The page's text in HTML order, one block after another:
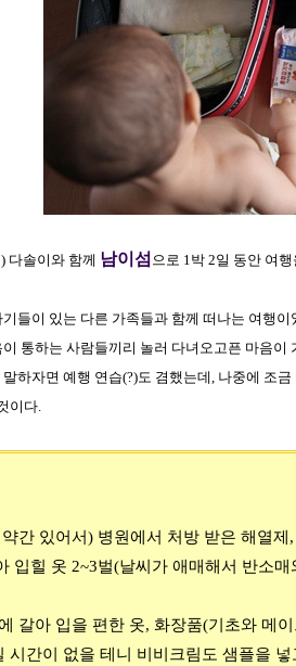
다솔이와 함께 남이섬 으로 1박 2일 동안 여
들이 있는 다른 가족들과 함께 떠나는 여행이
통하는 사람들끼리 놀러 다녀오고픈 마음이
하자면 예행 연습(?)도 겸했는데, 나중에 조
이다.
간 있어서) 병원에서 처방 받은 해열
입힐 옷 2~3벌(날씨가 애매해서 반소
갈아 입을 편한 옷, 화장품(기초와 메
시간이 없을 테니 비비크림도 샘플을